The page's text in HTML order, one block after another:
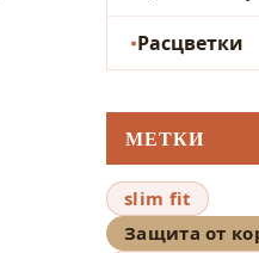
Расцветки
МЕТКИ
slim fit
Защита от